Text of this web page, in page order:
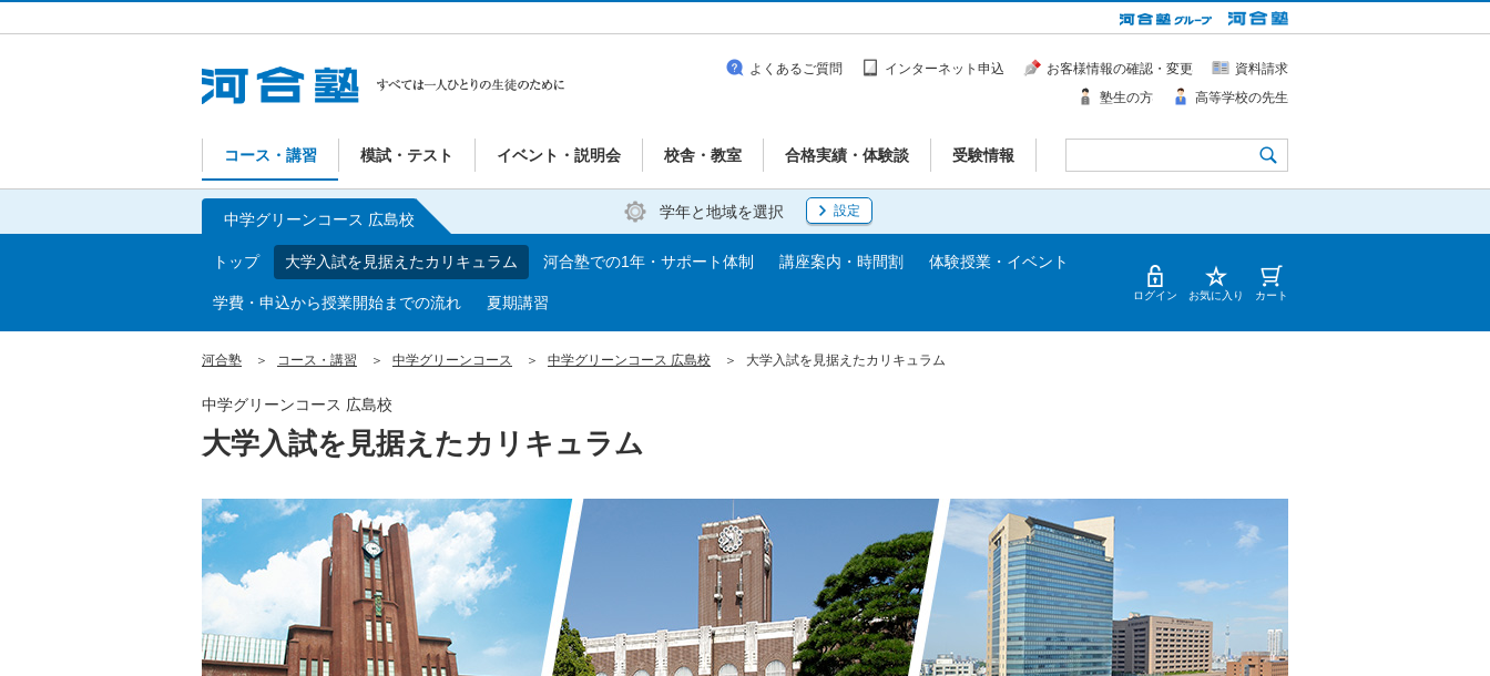
コース・講習 模試・テスト イベント・説明会 校舎・教室 合格実績・体験談 受験情報
よくあるご質問 インターネット申込 お客様情報の確認・変更
資料請求
塾生の方
高等学校の先生
学年と地域を選択 設定
中学グリーンコース 広島校
トップ 大学入試を見据えたカリキュラム 河合塾での1年・サポート体制 講座案内・時間割 体験授業・イベント
学費・申込から授業開始までの流れ 夏期講習 ログイン お気に入り カート
河合塾 コース・講習 中学グリーンコース 中学グリーンコース 広島校 大学入試を見据えたカリキュラム
大学入試を見据えたカリキュラム
中学グリーンコース 広島校